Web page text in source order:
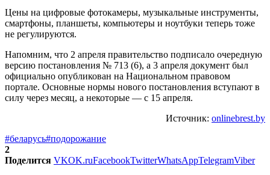
Цены на цифровые фотокамеры, музыкальные инструменты,
смартфоны, планшеты, компьютеры и ноутбуки теперь тоже
не регулируются.
Напомним, что 2 апреля правительство подписало очередную
версию постановления № 713 (6), а 3 апреля документ был
официально опубликован на Национальном правовом
портале. Основные нормы нового постановления вступают в
силу через месяц, а некоторые — с 15 апреля.
Источник: onlinebrest.by
#беларусь#подорожание
2
Поделится VKOK.ruFacebookTwitterWhatsAppTelegramViber